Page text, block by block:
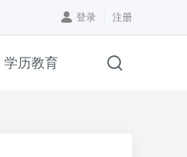
登录 注册
学历教育